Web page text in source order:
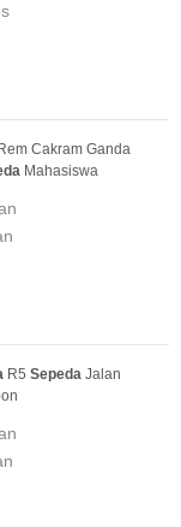
Cakram Ganda
Mahasiswa
R5 Sepeda Jalan